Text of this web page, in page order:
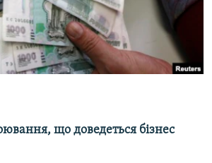
КРИМУ
що доведеться бізнес